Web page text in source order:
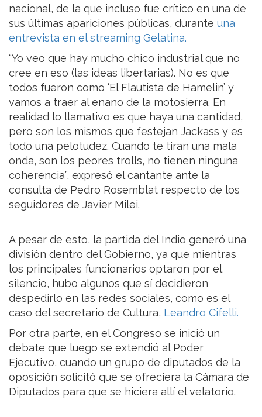
nacional, de la que incluso fue crítico en una de
sus últimas apariciones públicas, durante una
entrevista en el streaming Gelatina.
“Yo veo que hay mucho chico industrial que no
cree en eso (las ideas libertarias). No es que
todos fueron como ‘El Flautista de Hamelin’ y
vamos a traer al enano de la motosierra. En
realidad lo llamativo es que haya una cantidad,
pero son los mismos que festejan Jackass y es
todo una pelotudez. Cuando te tiran una mala
onda, son los peores trolls, no tienen ninguna
coherencia”, expresó el cantante ante la
consulta de Pedro Rosemblat respecto de los
seguidores de Javier Milei.
A pesar de esto, la partida del Indio generó una
división dentro del Gobierno, ya que mientras
los principales funcionarios optaron por el
silencio, hubo algunos que sí decidieron
despedirlo en las redes sociales, como es el
caso del secretario de Cultura, Leandro Cifelli.
Por otra parte, en el Congreso se inició un
debate que luego se extendió al Poder
Ejecutivo, cuando un grupo de diputados de la
oposición solicitó que se ofreciera la Cámara de
Diputados para que se hiciera allí el velatorio.